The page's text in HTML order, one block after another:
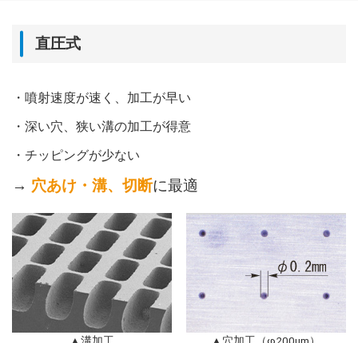
直圧式
・噴射速度が速く、加工が早い
・深い穴、狭い溝の加工が得意
・チッピングが少ない
→ 穴あけ・溝、切断に最適